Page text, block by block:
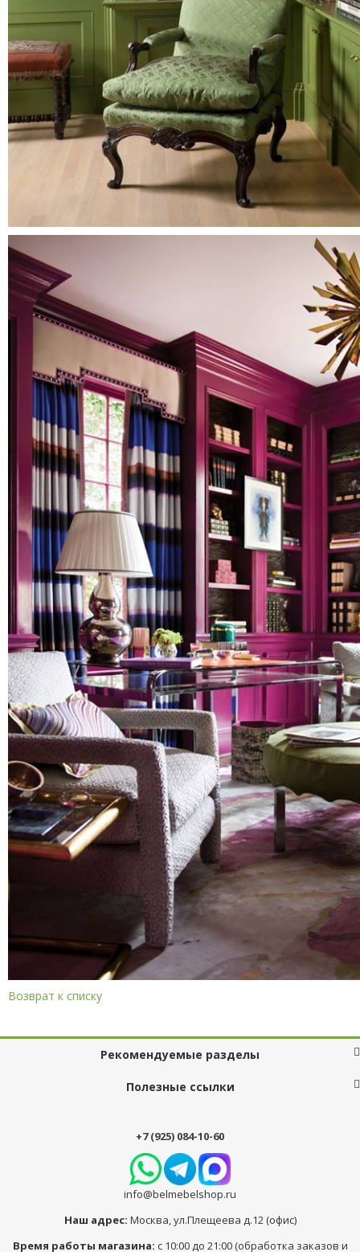
Возврат к списку
Рекомендуемые разделы
Полезные ссылки
+7 (925) 084-10-60
info@belmebelshop.ru
Наш адрес: Москва,ул.Плещеева д.12 (офис)
Время работы магазина: с 10:00 до 21:00 (обработка заказов и